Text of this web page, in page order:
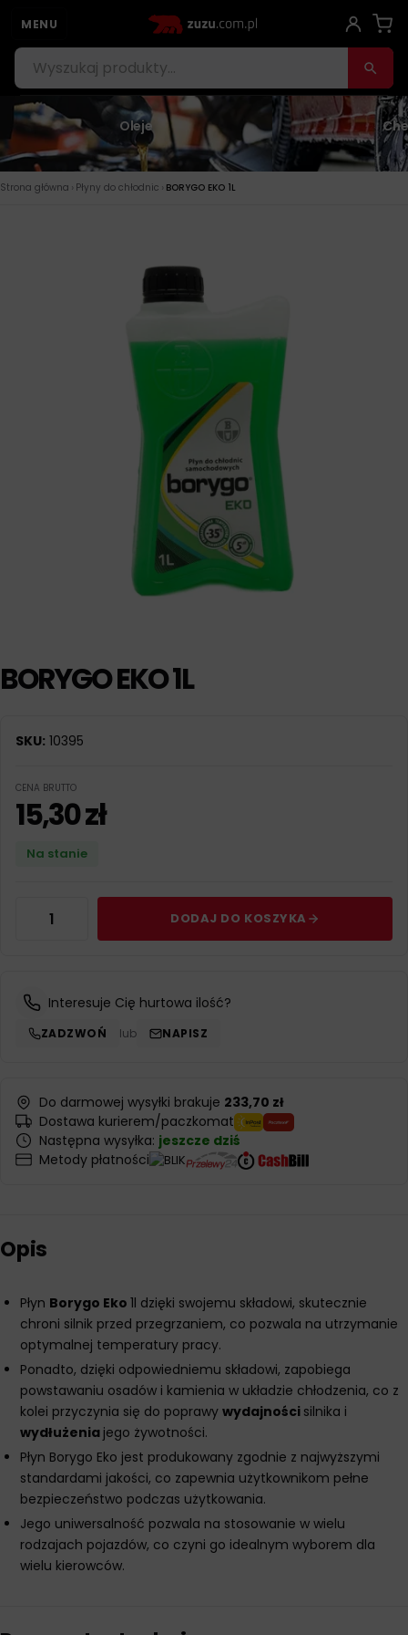
MENU
Oleje
Strona główna › Płyny do chłodnic › BORYGO EKO 1L
BORYGO EKO 1L
SKU: 10395
CENA BRUTTO
15,30zł
Na stanie
DODAJ DO KOSZYKA
Interesuje Cię hurtowa ilość?
ZADZWOŃ lub NAPISZ
Do darmowej wysyłki brakuje 233,70 zł
Dostawa kurierem/paczkomat
Następna wysyłka: jeszcze dziś
Metody płatności
Opis
Płyn Borygo Eko 1l dzięki swojemu składowi, skutecznie
chroni silnik przed przegrzaniem, co pozwala na utrzymanie
optymalnej temperatury pracy.
Ponadto, dzięki odpowiedniemu składowi, zapobiega
powstawaniu osadów i kamienia w układzie chłodzenia, co z
kolei przyczynia się do poprawy wydajności silnika i
wydłużenia jego żywotności.
Płyn Borygo Eko jest produkowany zgodnie z najwyższymi
standardami jakości, co zapewnia użytkownikom pełne
bezpieczeństwo podczas użytkowania.
Jego uniwersalność pozwala na stosowanie w wielu
rodzajach pojazdów, co czyni go idealnym wyborem dla
wielu kierowców.